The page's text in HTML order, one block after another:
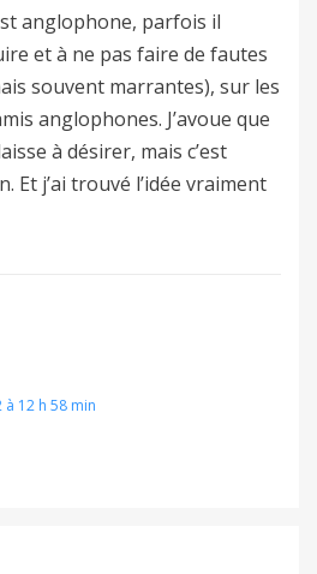
anglophone, parfois il
et à ne pas faire de fautes
souvent marrantes), sur les
anglophones. J’avoue que
à désirer, mais c’est
Et j’ai trouvé l’idée vraiment
12 h 58 min